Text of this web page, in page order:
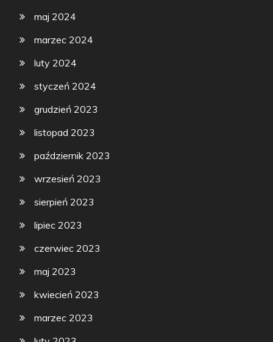
maj 2024
marzec 2024
luty 2024
styczeń 2024
grudzień 2023
listopad 2023
październik 2023
wrzesień 2023
sierpień 2023
lipiec 2023
czerwiec 2023
maj 2023
kwiecień 2023
marzec 2023